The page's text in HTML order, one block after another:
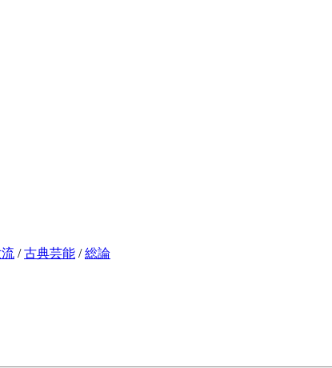
/古典芸能 /総論